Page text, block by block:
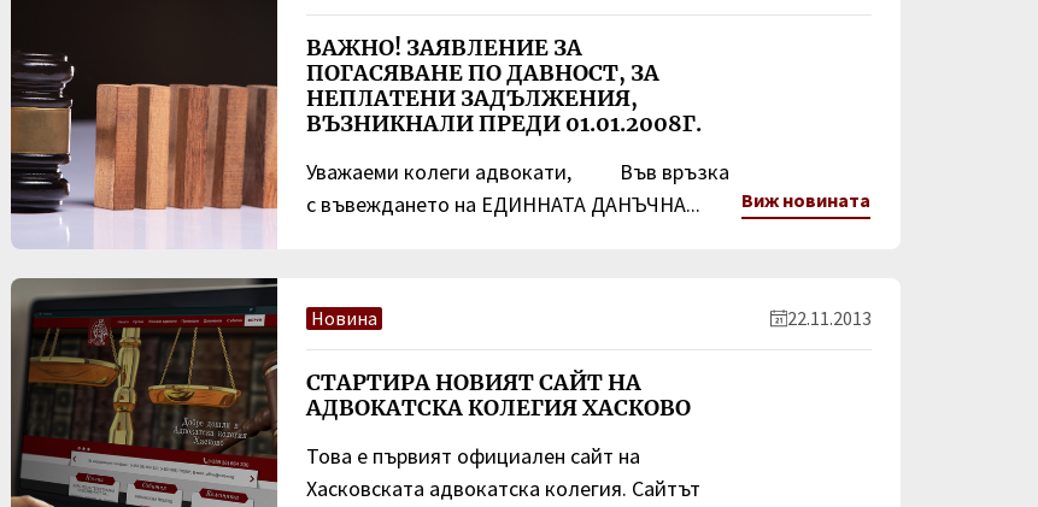
ВАЖНО! ЗАЯВЛЕНИЕ ЗА
ПОГАСЯВАНЕ ПО ДАВНОСТ, ЗА
НЕПЛАТЕНИ ЗАДЪЛЖЕНИЯ,
ВЪЗНИКНАЛИ ПРЕДИ 01.01.2008Г.
Уважаеми колеги адвокати, Във връзка
с въвеждането на ЕДИННАТА ДАНЪЧНА...
Виж новината
Новина 22.11.2013
СТАРТИРА НОВИЯТ САЙТ НА
АДВОКАТСКА КОЛЕГИЯ ХАСКОВО
Това е първият официален сайт на
Хасковската адвокатска колегия. Сайтът